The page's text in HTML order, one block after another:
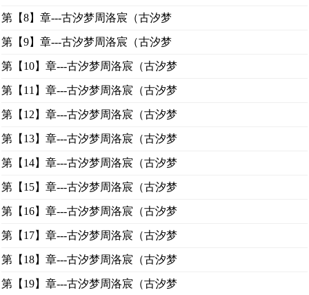
第【8】章---古汐梦周洛宸（古汐梦
第【9】章---古汐梦周洛宸（古汐梦
第【10】章---古汐梦周洛宸（古汐梦
第【11】章---古汐梦周洛宸（古汐梦
第【12】章---古汐梦周洛宸（古汐梦
第【13】章---古汐梦周洛宸（古汐梦
第【14】章---古汐梦周洛宸（古汐梦
第【15】章---古汐梦周洛宸（古汐梦
第【16】章---古汐梦周洛宸（古汐梦
第【17】章---古汐梦周洛宸（古汐梦
第【18】章---古汐梦周洛宸（古汐梦
第【19】章---古汐梦周洛宸（古汐梦